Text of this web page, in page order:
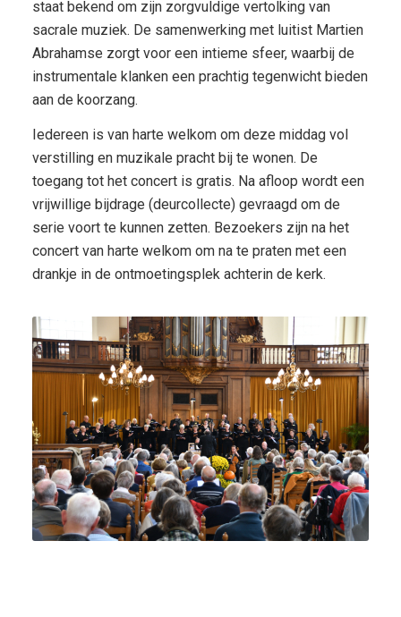
staat bekend om zijn zorgvuldige vertolking van
sacrale muziek. De samenwerking met luitist Martien
Abrahamse zorgt voor een intieme sfeer, waarbij de
instrumentale klanken een prachtig tegenwicht bieden
aan de koorzang.
Iedereen is van harte welkom om deze middag vol
verstilling en muzikale pracht bij te wonen. De
toegang tot het concert is gratis. Na afloop wordt een
vrijwillige bijdrage (deurcollecte) gevraagd om de
serie voort te kunnen zetten. Bezoekers zijn na het
concert van harte welkom om na te praten met een
drankje in de ontmoetingsplek achterin de kerk.